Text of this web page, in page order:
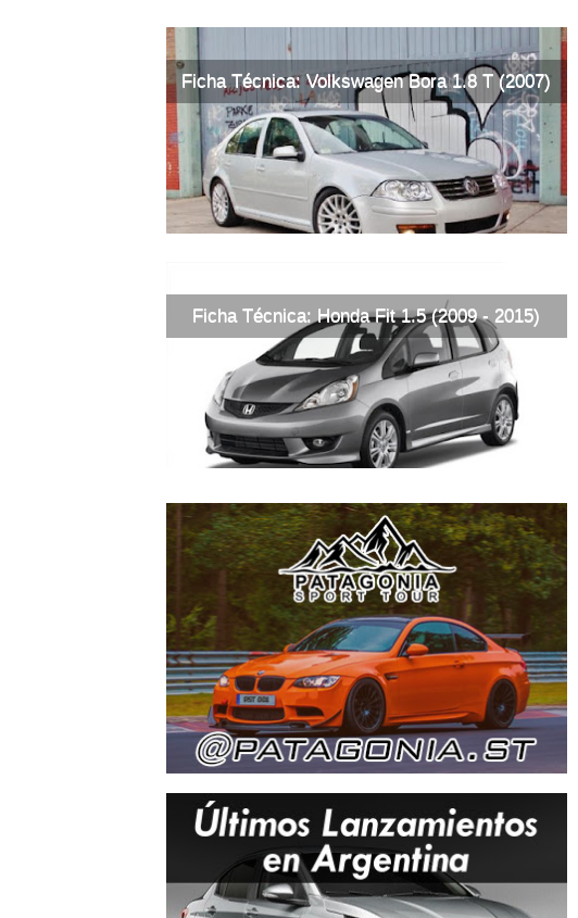
Ficha Técnica: Volkswagen Bora 1.8 T (2007)
Ficha Técnica: Honda Fit 1.5 (2009 - 2015)